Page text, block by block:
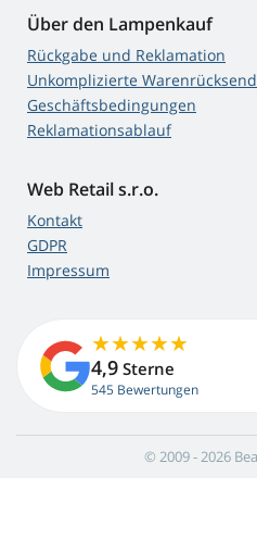
Über den Lampenkauf
Rückgabe und Reklamation
Unkomplizierte
Geschäftsbedingungen
Reklamationsablauf
Web Retail s.r.o.
Kontakt
GDPR
Impressum
4,9 Sterne
545 Bewertungen
© 2009 - 2026